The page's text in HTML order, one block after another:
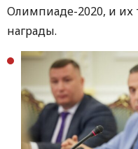
Олимпиаде-2020, и их
награды.